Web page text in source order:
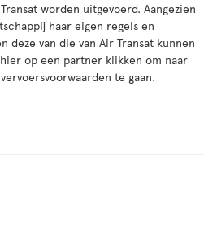
worden uitgevoerd. Aangezien
haar eigen regels en
deze van die van Air Transat kunnen
op een partner klikken om naar
te gaan.